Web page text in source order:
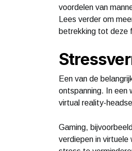
voordelen van
Lees verder om
betrekking tot deze
Een van de
ontspanning. In een
virtual reality-
Gaming,
verdiepen in